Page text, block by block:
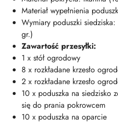
Materiał wypełnienia
Wymiary poduszki
gr.)
Zawartość przesyłki:
1 x stół ogrodowy
8 x rozkładane krzesło
2 x rozkładane krzesło
10 x poduszka na siedzisko
się do prania pokrowcem
10 x poduszka na oparcie